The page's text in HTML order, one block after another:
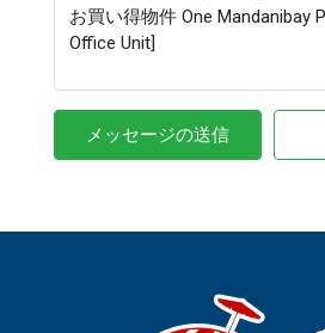
メッセージの送信